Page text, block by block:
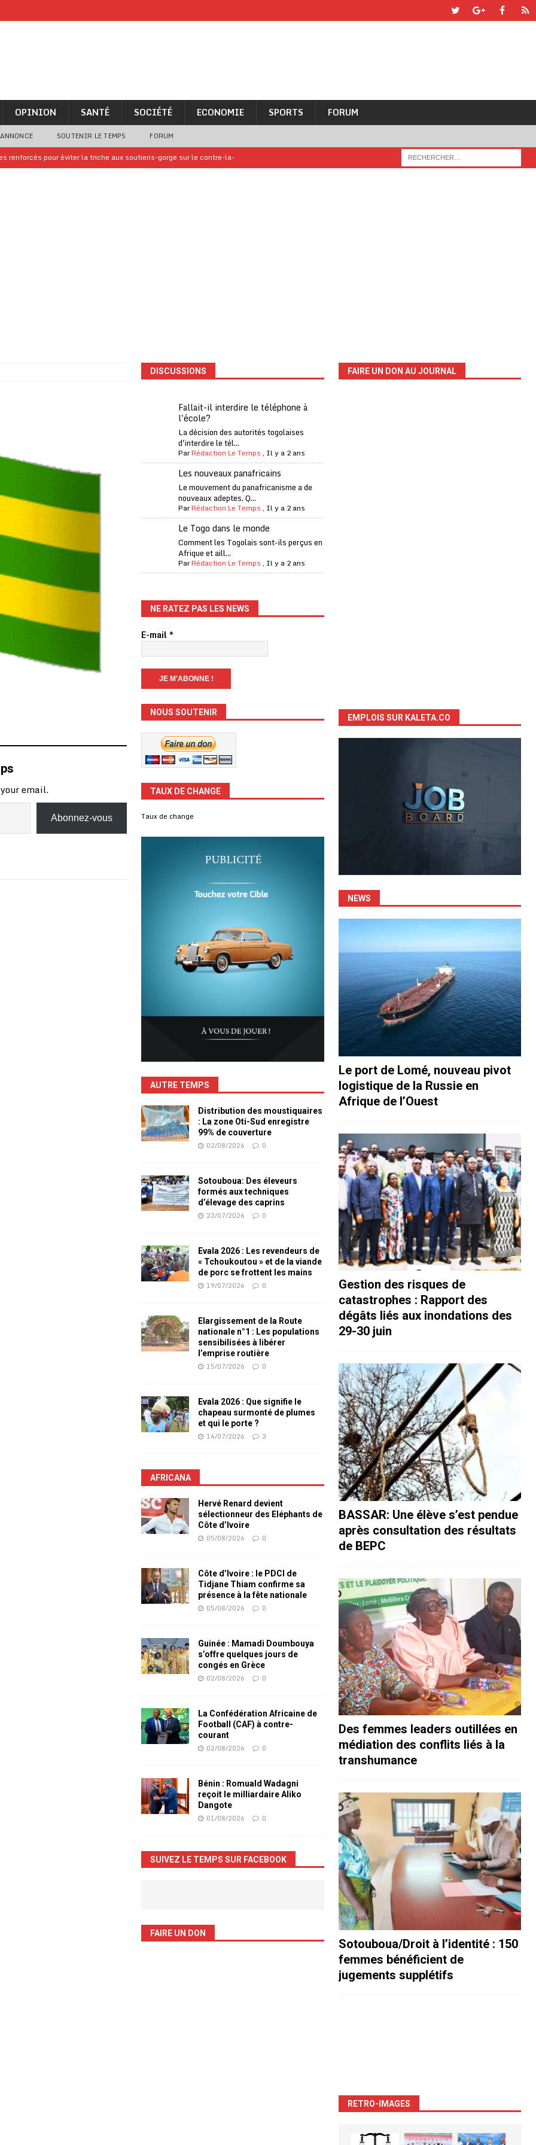
OPINION SANTÉ SOCIÉTÉ ECONOMIE SPORTS FORUM
SOUTENIR LE TEMPS FORUM
renforcés pour éviter la triche aux soutiens-gorge sur le contre-la-
l’Italie et de l’AC Milan, est mort à 66 ans
A LA UNE
trophée de la Coupe du monde
menace à «l’unanimité» d’un boycott des Coupes du monde
A LA UNE
Eléphants de Côte d’Ivoire
email.
Abonnez-vous
DISCUSSIONS
Fallait-il interdire le téléphone à
l'école?
La décision des autorités togolaises
d'interdire le tél...
ParRédaction Le Temps , Il y a 2 ans
Les nouveaux panafricains
Le mouvement du panafricanisme a de
nouveaux adeptes. Q...
ParRédaction Le Temps , Il y a 2 ans
Le Togo dans le monde
Comment les Togolais sont-ils perçus en
Afrique et aill...
ParRédaction Le Temps , Il y a 2 ans
NE RATEZ PAS LES NEWS
E-mail*
NOUS SOUTENIR
TAUX DE CHANGE
Taux de change
AUTRE TEMPS
Distribution des moustiquaires
: La zone Oti-Sud enregistre
99% de couverture
02/08/2026 0
Sotouboua: Des éleveurs
formés aux techniques
d’élevage des caprins
23/07/2026 0
Evala 2026 : Les revendeurs de
« Tchoukoutou » et de la viande
de porc se frottent les mains
19/07/2026 0
Elargissement de la Route
nationale n°1 : Les populations
sensibilisées à libérer
l’emprise routière
15/07/2026 0
Evala 2026 : Que signifie le
chapeau surmonté de plumes
et qui le porte ?
14/07/2026 3
AFRICANA
Hervé Renard devient
sélectionneur des Eléphants de
Côte d’Ivoire
05/08/2026 0
Côte d’Ivoire : le PDCI de
Tidjane Thiam confirme sa
présence à la fête nationale
05/08/2026 0
Guinée : Mamadi Doumbouya
s’offre quelques jours de
congés en Grèce
02/08/2026 0
La Confédération Africaine de
Football (CAF) à contre-
courant
02/08/2026 0
Bénin : Romuald Wadagni
reçoit le milliardaire Aliko
Dangote
01/08/2026 0
SUIVEZ LE TEMPS SUR FACEBOOK
FAIRE UN DON
FAIRE UN DON AU JOURNAL
EMPLOIS SUR KALETA.CO
NEWS
Le port de Lomé, nouveau pivot
logistique de la Russie en
Afrique de l’Ouest
Gestion des risques de
catastrophes : Rapport des
dégâts liés aux inondations des
29-30 juin
BASSAR: Une élève s’est pendue
après consultation des résultats
de BEPC
Des femmes leaders outillées en
médiation des conflits liés à la
transhumance
Sotouboua/Droit à l’identité : 150
femmes bénéficient de
jugements supplétifs
RETRO-IMAGES